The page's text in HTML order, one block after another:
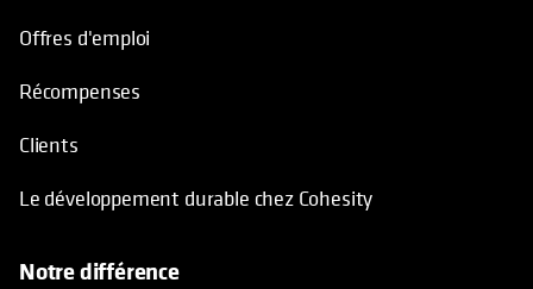
Offres d'emploi
Récompenses
Clients
Le développement durable chez Cohesity
Notre différence